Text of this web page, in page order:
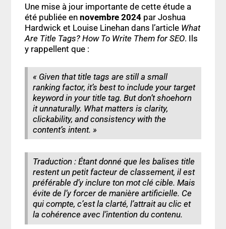
Une mise à jour importante de cette étude a
été publiée en novembre 2024par Joshua
Hardwick et Louise Linehan dans l’article What
Are Title Tags? How To Write Them for SEO. Ils
y rappellent que :
« Given that title tags are still a small
ranking factor, it’s best to include your target
keyword in your title tag. But don’t shoehorn
it unnaturally. What matters is clarity,
clickability, and consistency with the
content’s intent. »
Traduction : Étant donné que les balises title
restent un petit facteur de classement, il est
préférable d’y inclure ton mot clé cible. Mais
évite de l’y forcer de manière artificielle. Ce
qui compte, c’est la clarté, l’attrait au clic et
la cohérence avec l’intention du contenu.